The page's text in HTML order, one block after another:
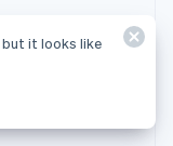
but it looks like